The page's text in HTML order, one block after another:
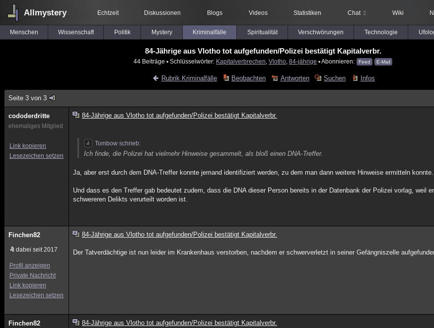
Allmystery Echtzeit Diskussionen Blogs Videos Statistiken Chat 2 Wiki
Menschen Wissenschaft Politik Mystery Kriminalfälle Spiritualität Verschwörungen Technologie
84-Jährige aus Vlotho tot aufgefunden/Polizei bestätigt Kapitalverbr.
44 Beiträge ▪ Schlüsselwörter: Kapitalverbrechen Vlotho 84-jährige ▪ Abonnieren: Feed E-Mail
Rubrik Kriminalfälle Beobachten Antworten Suchen Infos
Seite 3 von 3
cododerdritte
ehemaliges Mitglied
Link kopieren
Lesezeichen setzen
84-Jährige aus Vlotho tot aufgefunden/Polizei bestätigt Kapitalverbr.
Tombow schrieb:
Ich finde, die Polizei hat vielmehr Hinweise gesammelt, als bloß einen DNA-Treffer.
Ja, aber erst durch dem DNA-Treffer konnte jemand identifiziert werden, zu dem man dann weitere Hinweise ermitteln konnte.
Und dass es den Treffer gab bedeutet zudem, dass die DNA dieser Person bereits in der Datenbank der Polizei vorlag, weil
schwereren Delikts verurteilt worden ist.
Finchen82
dabei seit 2017
Profil anzeigen
Private Nachricht
Link kopieren
Lesezeichen setzen
84-Jährige aus Vlotho tot aufgefunden/Polizei bestätigt Kapitalverbr.
Der Tatverdächtige ist nun leider im Krankenhaus verstorben, nachdem er schwerverletzt in seiner Gefängniszelle
Finchen82 84-Jährige aus Vlotho tot aufgefunden/Polizei bestätigt Kapitalverbr.